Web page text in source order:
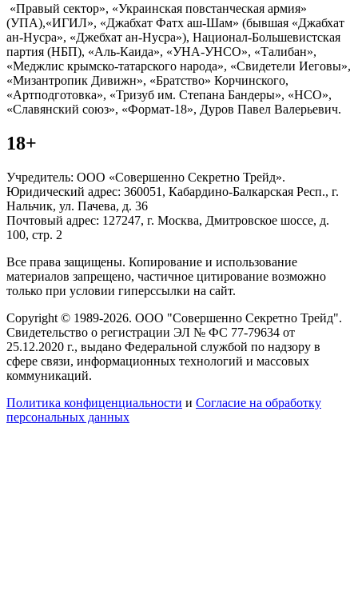
«Правый сектор», «Украинская повстанческая армия»
(УПА),«ИГИЛ», «Джабхат Фатх аш-Шам» (бывшая «Джабхат
ан-Нусра», «Джебхат ан-Нусра»), Национал-Большевистская
партия (НБП), «Аль-Каида», «УНА-УНСО», «Талибан»,
«Меджлис крымско-татарского народа», «Свидетели Иеговы»,
«Мизантропик Дивижн», «Братство» Корчинского,
«Артподготовка», «Тризуб им. Степана Бандеры», «НСО»,
«Славянский союз», «Формат-18», Дуров Павел Валерьевич.
18+
Учредитель: ООО «Совершенно Секретно Трейд».
Юридический адрес: 360051, Кабардино-Балкарская Респ., г.
Нальчик, ул. Пачева, д. 36
Почтовый адрес: 127247, г. Москва, Дмитровское шоссе, д.
100, стр. 2
Все права защищены. Копирование и использование
материалов запрещено, частичное цитирование возможно
только при условии гиперссылки на сайт.
Copyright © 1989-2026. ООО "Совершенно Секретно Трейд".
Свидетельство о регистрации ЭЛ № ФС 77-79634 от
25.12.2020 г., выдано Федеральной службой по надзору в
сфере связи, информационных технологий и массовых
коммуникаций.
Политика конфиценциальности и Согласие на обработку
персональных данных